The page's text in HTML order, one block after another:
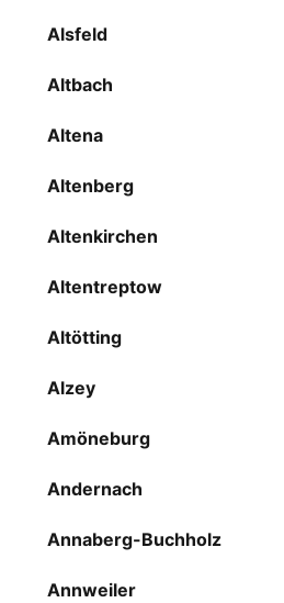
Alsfeld
Altbach
Altena
Altenberg
Altenkirchen
Altentreptow
Altötting
Alzey
Amöneburg
Andernach
Annaberg-Buchholz
Annweiler